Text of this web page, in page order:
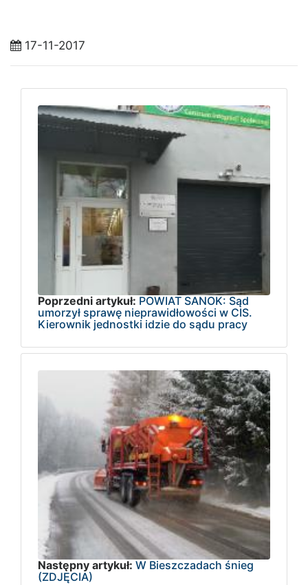
17-11-2017
Poprzedni artykuł: POWIAT SANOK: Sąd
umorzył sprawę nieprawidłowości w CIS.
Kierownik jednostki idzie do sądu pracy
Następny artykuł: W Bieszczadach śnieg
(ZDJĘCIA)